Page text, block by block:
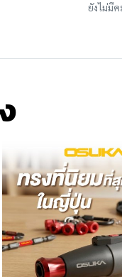
ยังไม่มี